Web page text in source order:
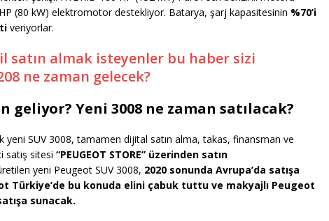
(80 kW) elektromotor destekliyor. Batarya, şarj kapasitesinin %70’i
veriyorlar.
satın almak isteyenler bu haber sizi
ne zaman gelecek?
geliyor? Yeni 3008 ne zaman satılacak?
yeni SUV 3008, tamamen dijital satın alma, takas, finansman ve
satış sitesi “PEUGEOT STORE” üzerinden satın
yeni Peugeot SUV 3008, 2020 sonunda Avrupa’da satışa
Türkiye’de bu konuda elini çabuk tuttu ve makyajlı Peugeot
sunacak.